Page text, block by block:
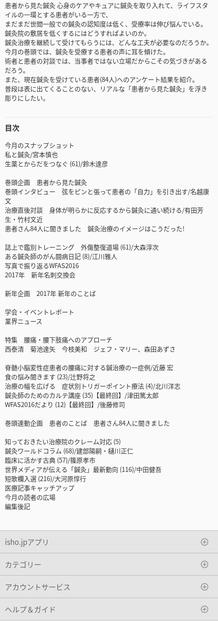
患者から見た鍼灸 心身のケアやキュアに鍼灸を取り入れて、ライフスタ
イルの一環とする患者がいる一方で、
まだまだ世間一般での鍼灸の認知度は低く、受療率は伸び悩んでいる。
鍼灸院の敷居を低くするにはどうすればよいのか。
鍼灸治療を継続して受けてもらうには、どんな工夫が必要なのだろうか。
今月の巻頭では、鍼灸を受療する患者の声に耳を傾けた。
術者と患者の対談では、当事者ではない立場だからこその気づきがある
だろう。
また、現在鍼灸を受けている患者(84人)へのアンケート結果を紹介。
普段は表に出てくることのない、リアルな「患者から見た鍼灸」を浮き
彫りにしたい。
目次
今月のスナップショット
私と鍼灸/宮本慎也
生薬とからだをつなぐ (61)/鈴木達彦
巻頭企画 患者から見た鍼灸
巻頭インタビュー 弦をピンと張って患者の「自力」を引き出す/名越康
文
治療直後対談 身体が明らかに反応するから鍼灸に通い続ける/有田芳
生・竹村文近
患者さん84人に聞きました 鍼灸治療のイメージはこうだった!
誌上で鑑別トレーニング 外傷整復道場 (61)/大森淳次
ある鍼灸師のがん闘病日記 (8)/江川雅人
写真で振り返るWFAS2016
2017年 新年名刺交換会
新年企画 2017年 新年のことば
学会・イベントレポート
業界ニュース
特集 腰痛・腰下肢痛へのアプローチ
西泰清 菊池達矢 今枝美和 ジェフ・マリー、森田あずさ
脊髄小脳変性症患者の腰痛に対する鍼治療の一症例/近藤 宏
食の悩み聞きます (23)/辻野将之
治療の幅を広げる 症状別トリガーポイント療法 (4)/北川洋志
鍼灸師のためのカルテ講座 (35)【最終回】/津田篤太郎
WFAS2016だより (12)【最終回】/後藤修司
巻頭連動企画 患者のことば 患者さん84人に聞きました
知っておきたい治療院のクレーム対応 (5)
鍼灸ワールドコラム (68)/建部陽嗣・樋川正仁
臨床に活かす古典 (57)/篠原孝市
世界メディアが伝える「鍼灸」最新動向 (116)/中田健吾
短歌欄入選 (216)/大河原惇行
医療記事キャッチアップ
今月の読者の広場
編集後記
isho.jpアプリ
カテゴリー
アカウントサービス
ヘルプ＆ガイド